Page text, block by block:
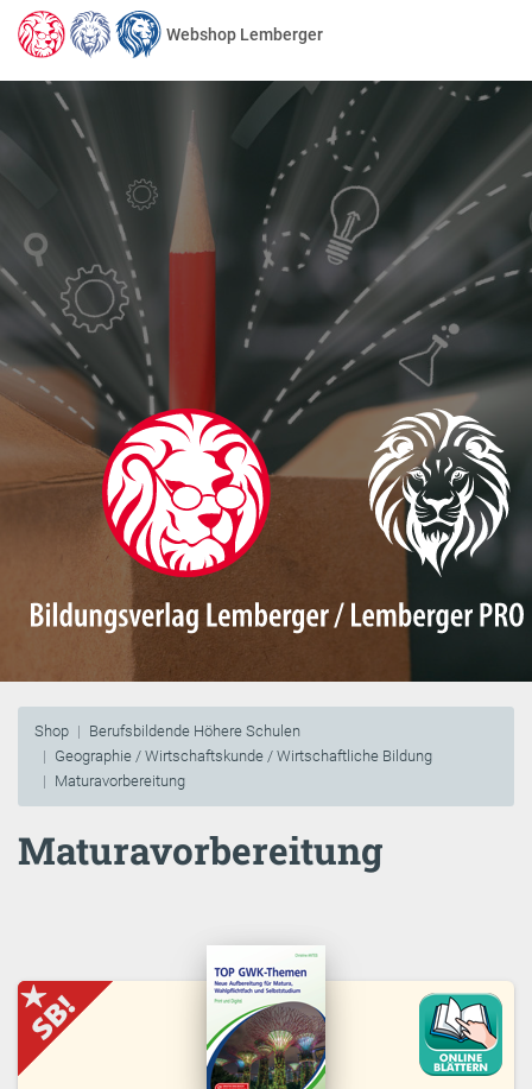
Webshop Lemberger
Shop
Berufsbildende Höhere Schulen
Geographie / Wirtschaftskunde / Wirtschaftliche Bildung
Maturavorbereitung
Maturavorbereitung